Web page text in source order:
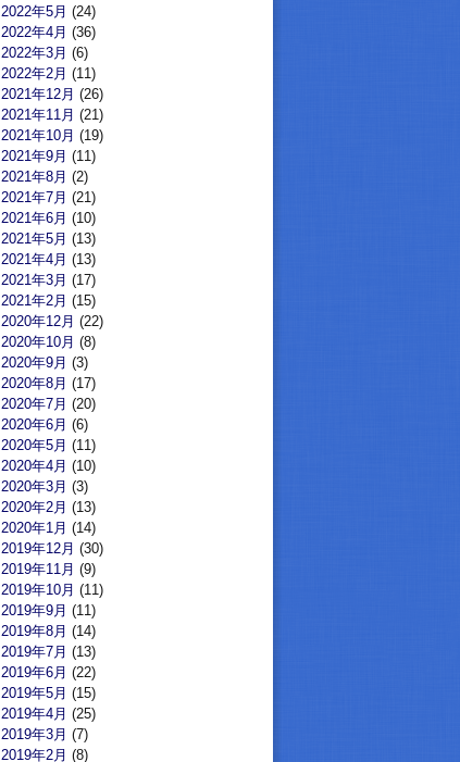
2022年5月 (24)
2022年4月 (36)
2022年3月 (6)
2022年2月 (11)
2021年12月 (26)
2021年11月 (21)
2021年10月 (19)
2021年9月 (11)
2021年8月 (2)
2021年7月 (21)
2021年6月 (10)
2021年5月 (13)
2021年4月 (13)
2021年3月 (17)
2021年2月 (15)
2020年12月 (22)
2020年10月 (8)
2020年9月 (3)
2020年8月 (17)
2020年7月 (20)
2020年6月 (6)
2020年5月 (11)
2020年4月 (10)
2020年3月 (3)
2020年2月 (13)
2020年1月 (14)
2019年12月 (30)
2019年11月 (9)
2019年10月 (11)
2019年9月 (11)
2019年8月 (14)
2019年7月 (13)
2019年6月 (22)
2019年5月 (15)
2019年4月 (25)
2019年3月 (7)
2019年2月 (8)